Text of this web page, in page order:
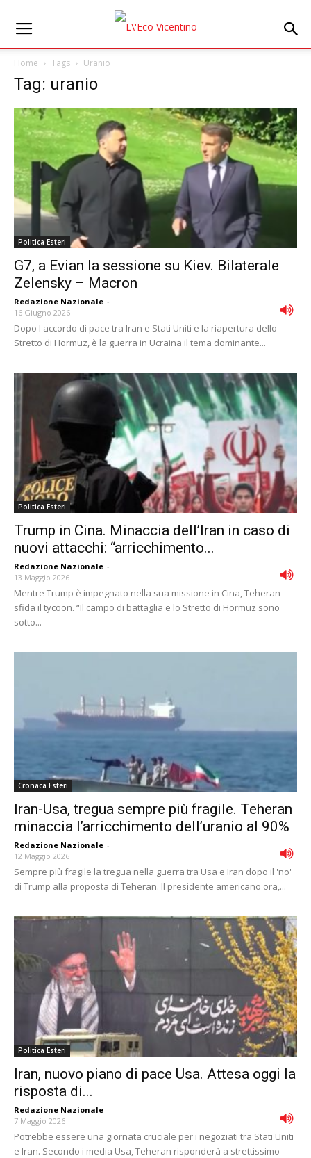
Home Tags Uranio
Tag: uranio
Politica Esteri
G7, a Evian la sessione su Kiev. Bilaterale
Zelensky – Macron
Redazione Nazionale -
16 Giugno 2026
Dopo l'accordo di pace tra Iran e Stati Uniti e la riapertura dello
Stretto di Hormuz, è la guerra in Ucraina il tema dominante...
Politica Esteri
Trump in Cina. Minaccia dell’Iran in caso di
nuovi attacchi: “arricchimento...
Redazione Nazionale -
13 Maggio 2026
Mentre Trump è impegnato nella sua missione in Cina, Teheran
sfida il tycoon. “Il campo di battaglia e lo Stretto di Hormuz sono
sotto...
Cronaca Esteri
Iran-Usa, tregua sempre più fragile. Teheran
minaccia l’arricchimento dell’uranio al 90%
Redazione Nazionale -
12 Maggio 2026
Sempre più fragile la tregua nella guerra tra Usa e Iran dopo il 'no'
di Trump alla proposta di Teheran. Il presidente americano ora,...
Politica Esteri
Iran, nuovo piano di pace Usa. Attesa oggi la
risposta di...
Redazione Nazionale -
7 Maggio 2026
Potrebbe essere una giornata cruciale per i negoziati tra Stati Uniti
e Iran. Secondo i media Usa, Teheran risponderà a strettissimo